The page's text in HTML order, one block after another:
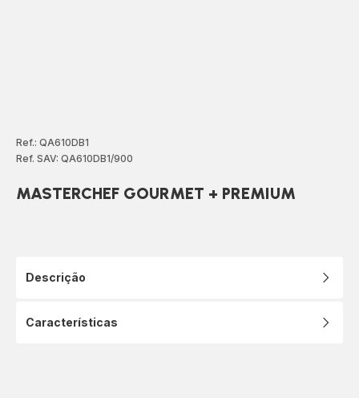
Ref.: QA610DB1
Ref. SAV: QA610DB1/900
MASTERCHEF GOURMET + PREMIUM
Descrição
Características